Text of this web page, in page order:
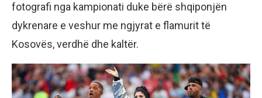
fotografi nga kampionati duke bërë shqiponjën
dykrenare e veshur me ngjyrat e flamurit të
Kosovës, verdhë dhe kaltër.